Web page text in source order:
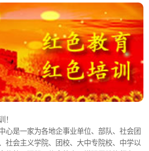
是一家为各地企事业单位、部队、社会团
社会主义学院、团校、大中专院校、中学以